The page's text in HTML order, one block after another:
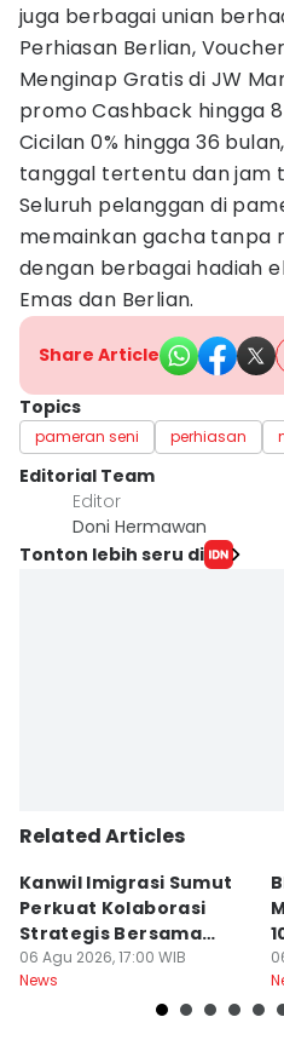
juga berbagai unian
Perhiasan Berlian,
Menginap Gratis di JW
promo Cashback hingga
Cicilan 0% hingga 36
tanggal tertentu dan jam
Seluruh pelanggan di
memainkan gacha tanpa
dengan berbagai hadiah
Emas dan Berlian.
Share Article
Topics
pameran seni perhiasan
Editorial Team
Editor
Doni Hermawan
Tonton lebih seru di
Related Articles
Kanwil Imigrasi Sumut
Perkuat Kolaborasi
Strategis Bersama
BP3MI
06 Agu 2026, 17:00 WIB
News